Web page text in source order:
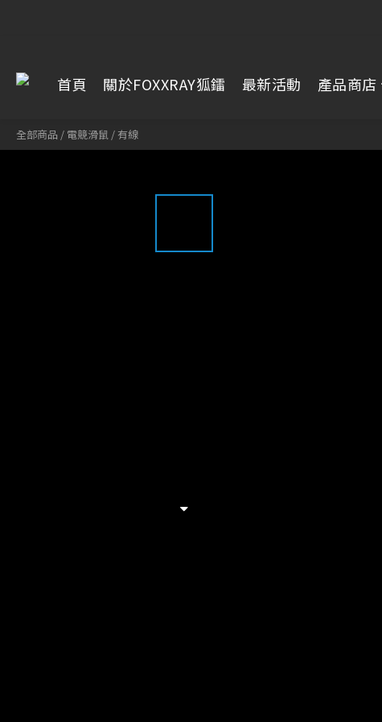
首頁 關於FOXXRAY狐鐳 最新活動 產品商店
全部商品 / 電競滑鼠 / 有線